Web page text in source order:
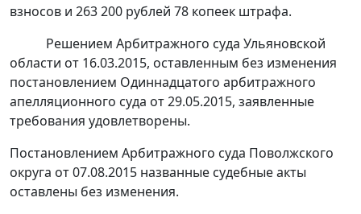
взносов и 263 200 рублей 78 копеек штрафа.
Решением Арбитражного суда Ульяновской
области от 16.03.2015, оставленным без изменения
постановлением Одиннадцатого арбитражного
апелляционного суда от 29.05.2015, заявленные
требования удовлетворены.
Постановлением Арбитражного суда Поволжского
округа от 07.08.2015 названные судебные акты
оставлены без изменения.